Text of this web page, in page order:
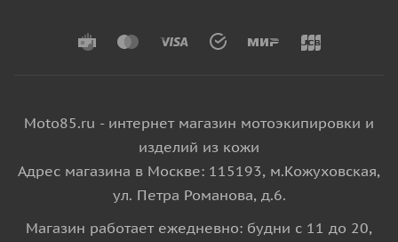
Moto85.ru - интернет магазин мотоэкипировки и
изделий из кожи
Адрес магазина в Москве: 115193, м.Кожуховская,
ул. Петра Романова, д.6.
Магазин работает ежедневно: будни с 11 до 20,